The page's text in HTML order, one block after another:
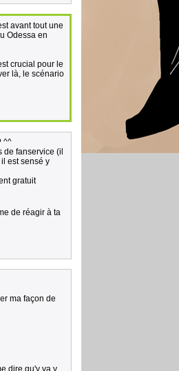
avant tout une
Odessa en
crucial pour le
là, le scénario
^^
fanservice (il
est sensé y
gratuit
de réagir à ta
ma façon de
dire qu'y va y